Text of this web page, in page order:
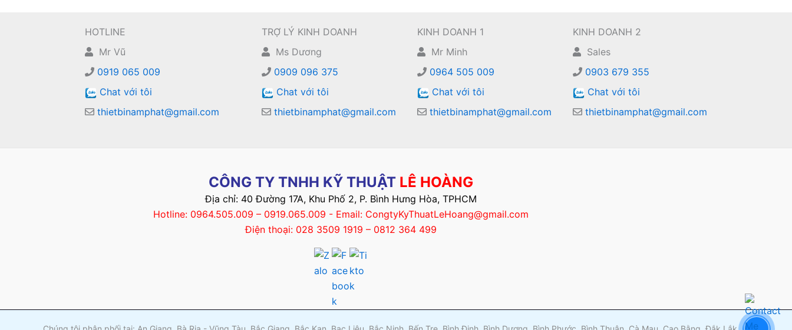
HOTLINE
Mr Vũ
0919 065 009
Chat với tôi
thietbinamphat@gmail.com
TRỢ LÝ KINH DOANH
Ms Dương
0909 096 375
Chat với tôi
thietbinamphat@gmail.com
KINH DOANH 1
Mr Minh
0964 505 009
Chat với tôi
thietbinamphat@gmail.com
KINH DOANH 2
Sales
0903 679 355
Chat với tôi
thietbinamphat@gmail.com
CÔNG TY TNHH KỸ THUẬT LÊ HOÀNG
Địa chỉ: 40 Đường 17A, Khu Phố 2, P. Bình Hưng Hòa, TPHCM
Hotline: 0964.505.009 – 0919.065.009 - Email: CongtyKyThuatLeHoang@gmail.com
Điện thoại: 028 3509 1919 – 0812 364 499